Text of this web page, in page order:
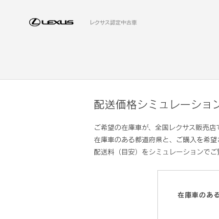
レクサス認定中古車
配送価格シミュレーショ
ご希望の在庫車が、全国レクサス販売店
在庫車のある都道府県と、ご購入を希望
配送料（目安）をシミュレーションでご
在庫車のあ